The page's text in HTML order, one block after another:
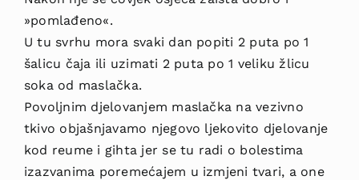
»pomlađeno«.
U tu svrhu mora svaki dan popiti 2 puta po 1
šalicu čaja ili uzimati 2 puta po 1 veliku žlicu
soka od maslačka.
Povoljnim djelovanjem maslačka na vezivno
tkivo obja­šnjavamo njegovo ljekovito djelovanje
kod reume i gihta jer se tu radi o bolestima
izazva­nima poremećajem u izmjeni tvari, a one